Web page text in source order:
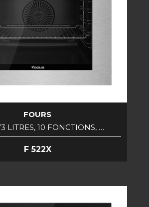
FOURS
LITRES, 10 FONCTIONS, …
F 522X